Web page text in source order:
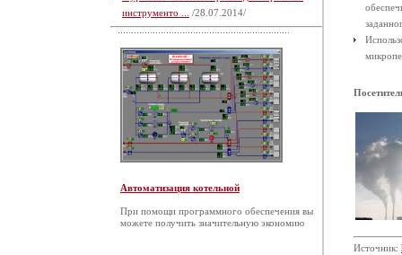
инструменто ...
/28.07.2014/
Автоматизация котельной
При помощи программного обеспечения вы
можете получить значительную экономию
Источник: